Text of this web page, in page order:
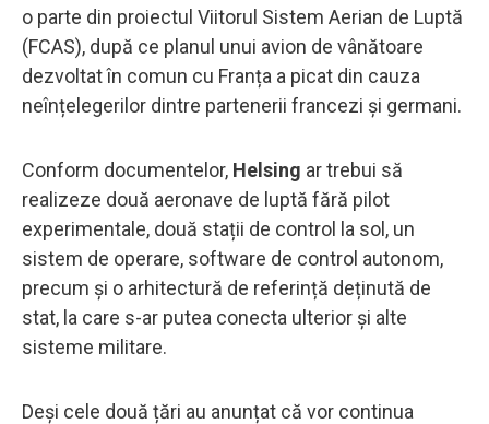
o parte din proiectul Viitorul Sistem Aerian de Luptă
(FCAS), după ce planul unui avion de vânătoare
dezvoltat în comun cu Franța a picat din cauza
neînțelegerilor dintre partenerii francezi și germani.
Conform documentelor, Helsing ar trebui să
realizeze două aeronave de luptă fără pilot
experimentale, două stații de control la sol, un
sistem de operare, software de control autonom,
precum și o arhitectură de referință deținută de
stat, la care s-ar putea conecta ulterior și alte
sisteme militare.
Deși cele două țări au anunțat că vor continua